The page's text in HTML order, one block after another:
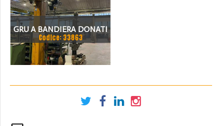
GRU A BANDIERA DONATI
1000 KG
Codice: 33863